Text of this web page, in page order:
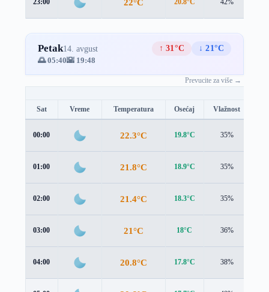
Petak14. avgust ↑ 31°C
↓ 21°C
🌅 05:40🌇 19:48
Prevucite za više →
Sat Vreme Temperatura Osećaj Vlažnost
00:00 22.3°C 19.8°C 35%
01:00 21.8°C 18.9°C 35%
02:00 21.4°C 18.3°C 35%
03:00 21°C 18°C 36%
04:00 20.8°C 17.8°C 38%